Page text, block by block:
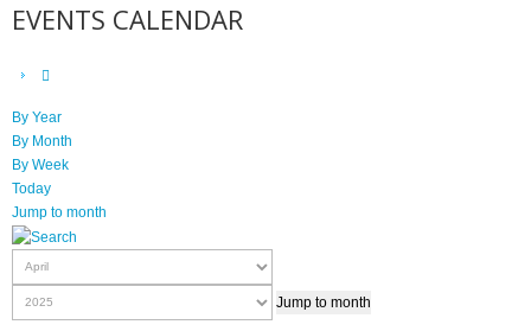
EVENTS CALENDAR
By Year
By Month
By Week
Today
Jump to month
Jump to month